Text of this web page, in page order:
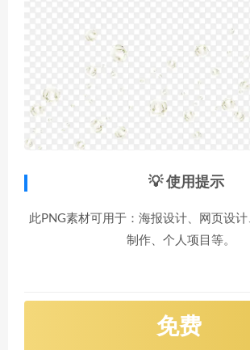
💡 使用提示
此PNG素材可用于：海报设计、网页设
制作、个人项目等。
免费